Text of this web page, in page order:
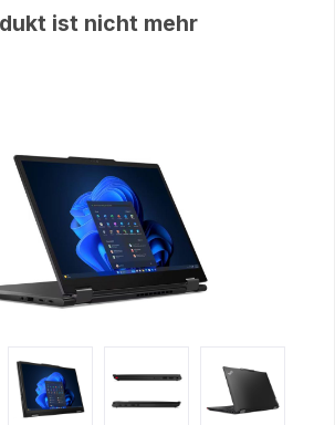
ist nicht mehr